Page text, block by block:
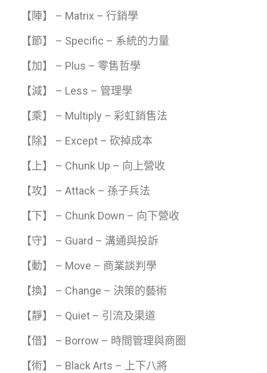
【陣】 – Matrix – 行銷學
【節】 – Specific – 系統的力量
【加】 – Plus – 零售哲學
【減】 – Less – 管理學
【乘】 – Multiply – 彩虹銷售法
【除】 – Except – 砍掉成本
【上】 – Chunk Up – 向上營收
【攻】 – Attack – 孫子兵法
【下】 – Chunk Down – 向下營收
【守】 – Guard – 溝通與投訴
【動】 – Move – 商業談判學
【換】 – Change – 決策的藝術
【靜】 – Quiet – 引流及渠道
【借】 – Borrow – 時間管理與商圈
【術】 – Black Arts – 上下八將